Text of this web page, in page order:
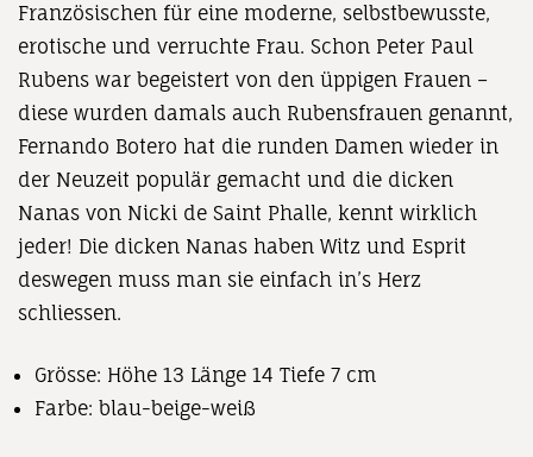
Französischen für eine moderne, selbstbewusste,
erotische und verruchte Frau. Schon Peter Paul
Rubens war begeistert von den üppigen Frauen –
diese wurden damals auch Rubensfrauen genannt,
Fernando Botero hat die runden Damen wieder in
der Neuzeit populär gemacht und die dicken
Nanas von Nicki de Saint Phalle, kennt wirklich
jeder! Die dicken Nanas haben Witz und Esprit
deswegen muss man sie einfach in’s Herz
schliessen.
Grösse: Höhe 13 Länge 14 Tiefe 7 cm
Farbe: blau-beige-weiß